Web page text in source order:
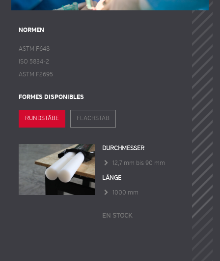
NORMEN
ASTM F648
ISO 5834-2
ASTM F2695
FORMES DISPONIBLES
RUNDSTÄBE FLACHSTAB
DURCHMESSER
12,7 mm bis 90 mm
LÄNGE
1000 mm
EN STOCK